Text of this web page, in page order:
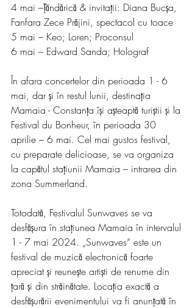
4 mai –Țăndărică & invitații: Diana Bucșa,
Fanfara Zece Prăjini, spectacol cu toace
5 mai – Keo; Loren; Proconsul
6 mai – Edward Sanda; Holograf
În afara concertelor din perioada 1 - 6
mai, dar și în restul lunii, destinația
Mamaia - Constanța își așteaptă turiștii și la
Festival du Bonheur, în perioada 30
aprilie – 6 mai. Cel mai gustos festival,
cu preparate delicioase, se va organiza
la capătul stațiunii Mamaia – intrarea din
zona Summerland.
Totodată, Festivalul Sunwaves se va
desfășura în stațiunea Mamaia în intervalul
1 - 7 mai 2024. „Sunwaves“ este un
festival de muzică electronică foarte
apreciat și reunește artiști de renume din
țară și din străinătate. Locația exactă a
desfășurării evenimentului va fi anunțată în